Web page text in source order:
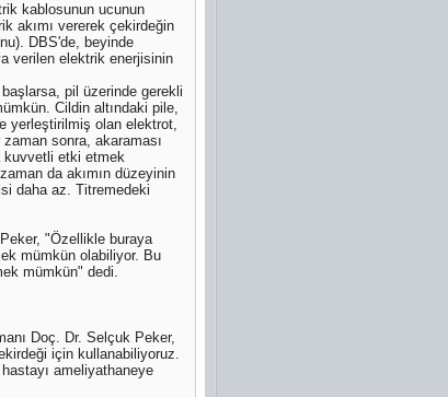
kablosunun ucunun
akımı vererek çekirdeğin
DBS'de, beyinde
verilen elektrik enerjisinin
pil üzerinde gerekli
Cildin altındaki pile,
yerleştirilmiş olan elektrot,
sonra, akaraması
kuvvetli etki etmek
da akımın düzeyinin
daha az. Titremedeki
"Özellikle buraya
mümkün olabiliyor. Bu
mümkün" dedi.
Doç. Dr. Selçuk Peker,
için kullanabiliyoruz.
ameliyathaneye